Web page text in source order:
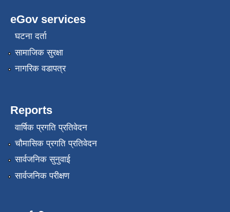
eGov services
घटना दर्ता
सामाजिक सुरक्षा
नागरिक वडापत्र
Reports
वार्षिक प्रगति प्रतिवेदन
चौमासिक प्रगति प्रतिवेदन
सार्वजनिक सुनुवाई
सार्वजनिक परीक्षण